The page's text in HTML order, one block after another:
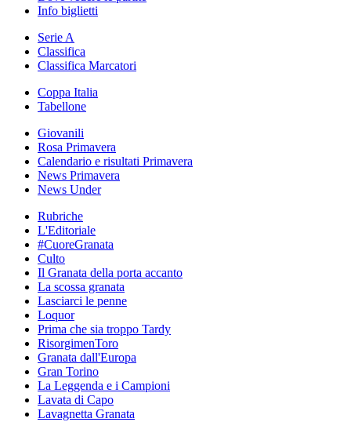
Info biglietti
Serie A
Classifica
Classifica Marcatori
Coppa Italia
Tabellone
Giovanili
Rosa Primavera
Calendario e risultati Primavera
News Primavera
News Under
Rubriche
L'Editoriale
#CuoreGranata
Culto
Il Granata della porta accanto
La scossa granata
Lasciarci le penne
Loquor
Prima che sia troppo Tardy
RisorgimenToro
Granata dall'Europa
Gran Torino
La Leggenda e i Campioni
Lavata di Capo
Lavagnetta Granata